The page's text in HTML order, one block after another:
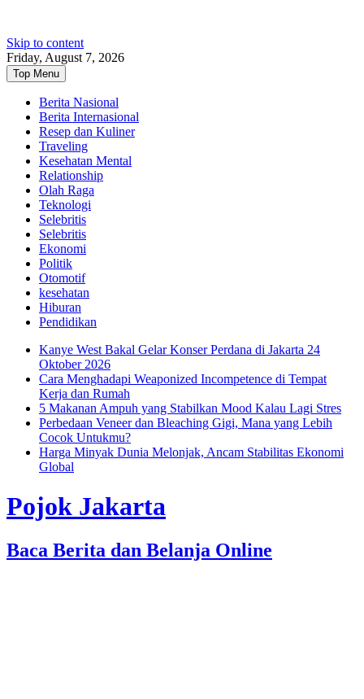
Skip to content
Friday, August 7, 2026
Top Menu
Berita Nasional
Berita Internasional
Resep dan Kuliner
Traveling
Kesehatan Mental
Relationship
Olah Raga
Teknologi
Selebritis
Selebritis
Ekonomi
Politik
Otomotif
kesehatan
Hiburan
Pendidikan
Kanye West Bakal Gelar Konser Perdana di Jakarta 24
Oktober 2026
Cara Menghadapi Weaponized Incompetence di Tempat
Kerja dan Rumah
5 Makanan Ampuh yang Stabilkan Mood Kalau Lagi Stres
Perbedaan Veneer dan Bleaching Gigi, Mana yang Lebih
Cocok Untukmu?
Harga Minyak Dunia Melonjak, Ancam Stabilitas Ekonomi
Global
Pojok Jakarta
Baca Berita dan Belanja Online